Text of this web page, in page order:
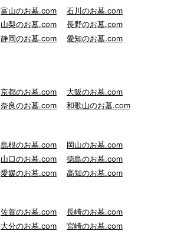
富山のお墓.com
石川のお墓.com
山梨のお墓.com
長野のお墓.com
静岡のお墓.com
愛知のお墓.com
京都のお墓.com
大阪のお墓.com
奈良のお墓.com 和歌山のお墓.com
島根のお墓.com
岡山のお墓.com
山口のお墓.com
徳島のお墓.com
愛媛のお墓.com 高知のお墓.com
佐賀のお墓.com
長崎のお墓.com
大分のお墓.com
宮崎のお墓.com